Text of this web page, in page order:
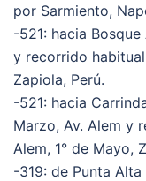
por Sarmiento,
-521: hacia
y recorrido
Zapiola, Perú.
-521: hacia
Marzo, Av. Alem y
Alem, 1° de Mayo,
-319: de Punta